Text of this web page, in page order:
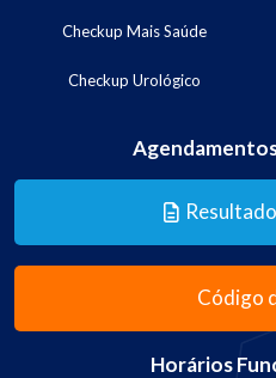
Checkup Mais Saúde
Checkup Urológico
Código
Horários